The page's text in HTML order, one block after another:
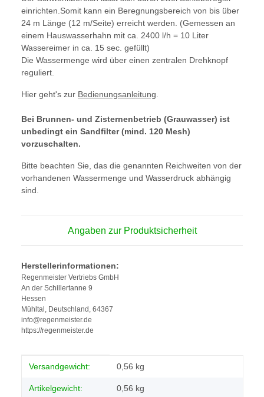
einrichten.Somit kann ein Beregnungsbereich von bis über
24 m Länge (12 m/Seite) erreicht werden. (Gemessen an
einem Hauswasserhahn mit ca. 2400 l/h = 10 Liter
Wassereimer in ca. 15 sec. gefüllt)
Die Wassermenge wird über einen zentralen Drehknopf
reguliert.
Hier geht's zur Bedienungsanleitung
Bei Brunnen- und Zisternenbetrieb (Grauwasser) ist
unbedingt ein Sandfilter (mind. 120 Mesh)
vorzuschalten.
Bitte beachten Sie, das die genannten Reichweiten von der
vorhandenen Wassermenge und Wasserdruck abhängig
sind.
Angaben zur Produktsicherheit
Herstellerinformationen:
Regenmeister Vertriebs GmbH
An der Schillertanne 9
Hessen
Mühltal, Deutschland, 64367
info@regenmeister.de
https://regenmeister.de
Produkteigenschaft
Wert
Versandgewicht: 0,56 kg
Artikelgewicht: 0,56 kg